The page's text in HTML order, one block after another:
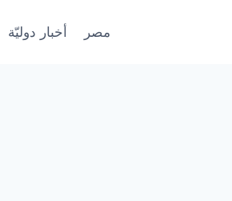
مصر أخبار دوليّة